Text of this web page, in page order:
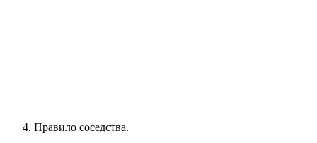
Правило соседства.